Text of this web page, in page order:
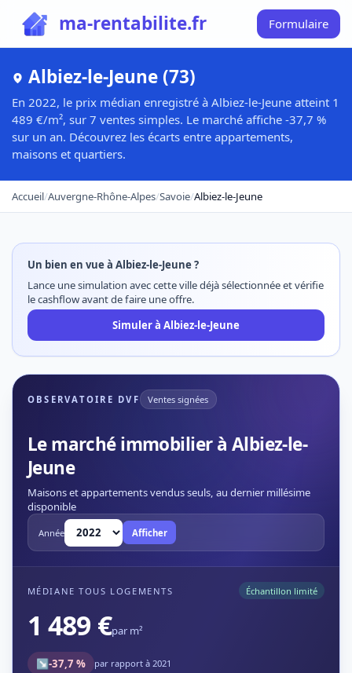
ma-rentabilite.fr Formulaire
Albiez-le-Jeune (73)
En 2022, le prix médian enregistré à Albiez-le-Jeune atteint 1
489 €/m², sur 7 ventes simples. Le marché affiche -37,7 %
sur un an. Découvrez les écarts entre appartements,
maisons et quartiers.
Accueil/Auvergne-Rhône-Alpes/Savoie/Albiez-le-Jeune
Un bien en vue à Albiez-le-Jeune ?
Lance une simulation avec cette ville déjà sélectionnée et vérifie
le cashflow avant de faire une offre.
Simuler à Albiez-le-Jeune
OBSERVATOIRE DVF Ventes signées
Le marché immobilier à Albiez-le-
Jeune
Maisons et appartements vendus seuls, au dernier millésime
disponible
Année Afficher
MÉDIANE TOUS LOGEMENTS Échantillon limité
1 489 €par m²
↘-37,7 % par rapport à 2021